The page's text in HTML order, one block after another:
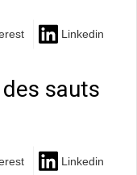
Linkedin
sauts
Linkedin